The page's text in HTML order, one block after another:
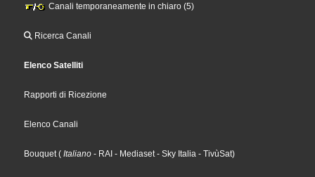
Canali temporaneamente in chiaro (5)
Ricerca Canali
Elenco Satelliti
Rapporti di Ricezione
Elenco Canali
Bouquet( Italiano - RAI - Mediaset- Sky Italia - TivùSat)